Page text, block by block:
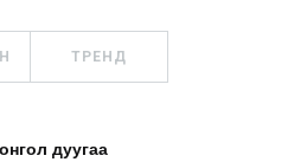
ТРЕНД
дуугаа